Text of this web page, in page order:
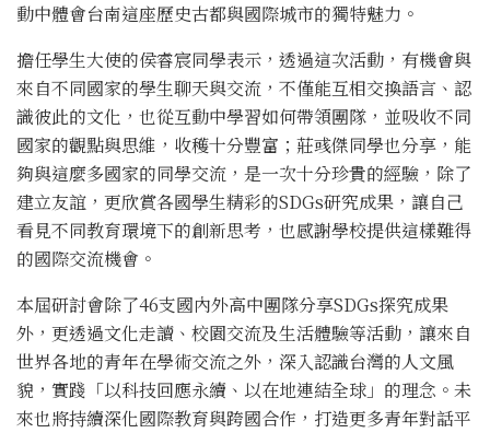
動中體會台南這座歷史古都與國際城市的獨特魅力。
擔任學生大使的侯睿宸同學表示，透過這次活動，有機會與
來自不同國家的學生聊天與交流，不僅能互相交換語言、認
識彼此的文化，也從互動中學習如何帶領團隊，並吸收不同
國家的觀點與思維，收穫十分豐富；莊彧傑同學也分享，能
夠與這麼多國家的同學交流，是一次十分珍貴的經驗，除了
建立友誼，更欣賞各國學生精彩的SDGs研究成果，讓自己
看見不同教育環境下的創新思考，也感謝學校提供這樣難得
的國際交流機會。
本屆研討會除了46支國內外高中團隊分享SDGs探究成果
外，更透過文化走讀、校園交流及生活體驗等活動，讓來自
世界各地的青年在學術交流之外，深入認識台灣的人文風
貌，實踐「以科技回應永續、以在地連結全球」的理念。未
來也將持續深化國際教育與跨國合作，打造更多青年對話平